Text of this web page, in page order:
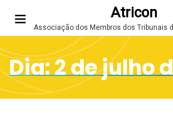
Atricon
Associação dos Membros dos Tribunais
Dia:2 de julho